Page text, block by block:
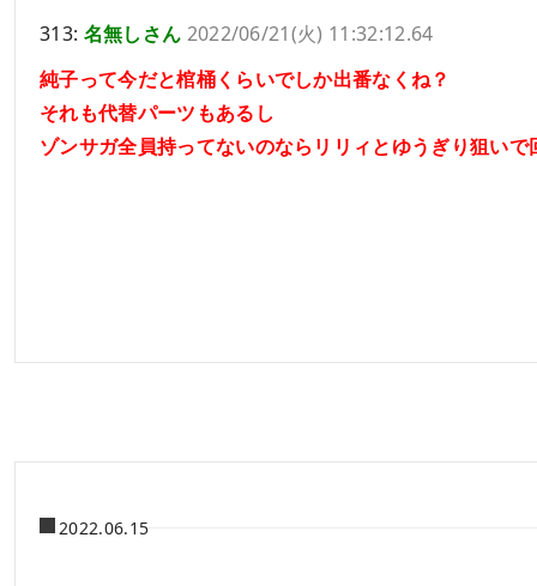
313: 名無しさん 2022/06/21(火) 11:32:12.64
純子って今だと棺桶くらいでしか出番なくね？
それも代替パーツもあるし
ゾンサガ全員持ってないのならリリィとゆうぎり狙い
2022.06.15